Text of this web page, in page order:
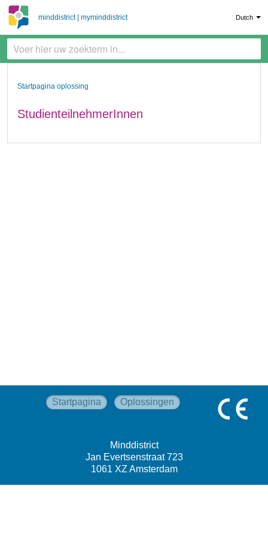
minddistrict | myminddistrict Dutch
Startpagina oplossing
StudienteilnehmerInnen
Startpagina Oplossingen
Minddistrict
Jan Evertsenstraat 723
1061 XZ Amsterdam